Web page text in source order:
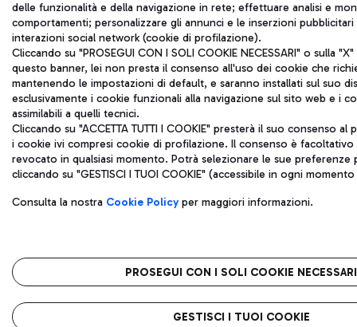
delle funzionalità e della navigazione in rete; effettuare analisi e
comportamenti; personalizzare gli annunci e le inserzioni
interazioni social network (cookie di profilazione).
Cliccando su "PROSEGUI CON I SOLI COOKIE NECESSARI" o sulla
questo banner, lei non presta il consenso all'uso dei cookie che
mantenendo le impostazioni di default, e saranno installati sul suo
esclusivamente i cookie funzionali alla navigazione sul sito web e i
assimilabili a quelli tecnici.
Cliccando su "ACCETTA TUTTI I COOKIE" presterà il suo consenso
i cookie ivi compresi cookie di profilazione. Il consenso è facoltativo
revocato in qualsiasi momento. Potrà selezionare le sue preferenze
cliccando su "GESTISCI I TUOI COOKIE" (accessibile in ogni
Consulta la nostra Cookie Policyper maggiori informazioni.
PROSEGUI CON I SOLI COOKIE NECESSARI
GESTISCI I TUOI COOKIE